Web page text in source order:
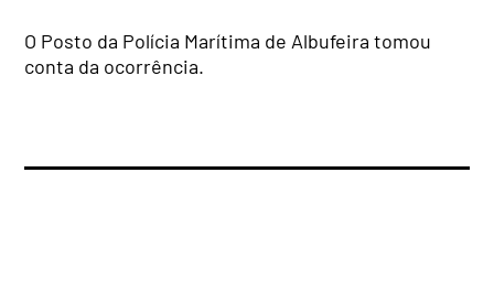
O Posto da Polícia Marítima de Albufeira tomou
conta da ocorrência.